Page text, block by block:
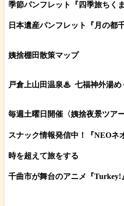
季節パンフレット『四季旅ちくま
日本遺産パンフレット 『月の都
姨捨棚田散策マップ
戸倉上山田温泉♨ 七福神外湯め
毎週土曜日開催〈姨捨夜景ツア
スナック情報発信中！『NEOネ
時を超えて旅をする
千曲市が舞台のアニメ『Turkey!